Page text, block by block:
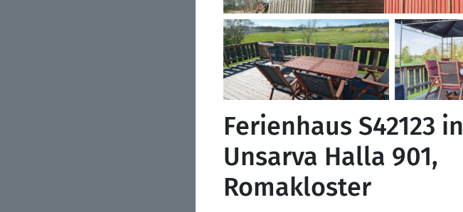
Ferienhaus S42123 in
Unsarva Halla 901,
Romakloster